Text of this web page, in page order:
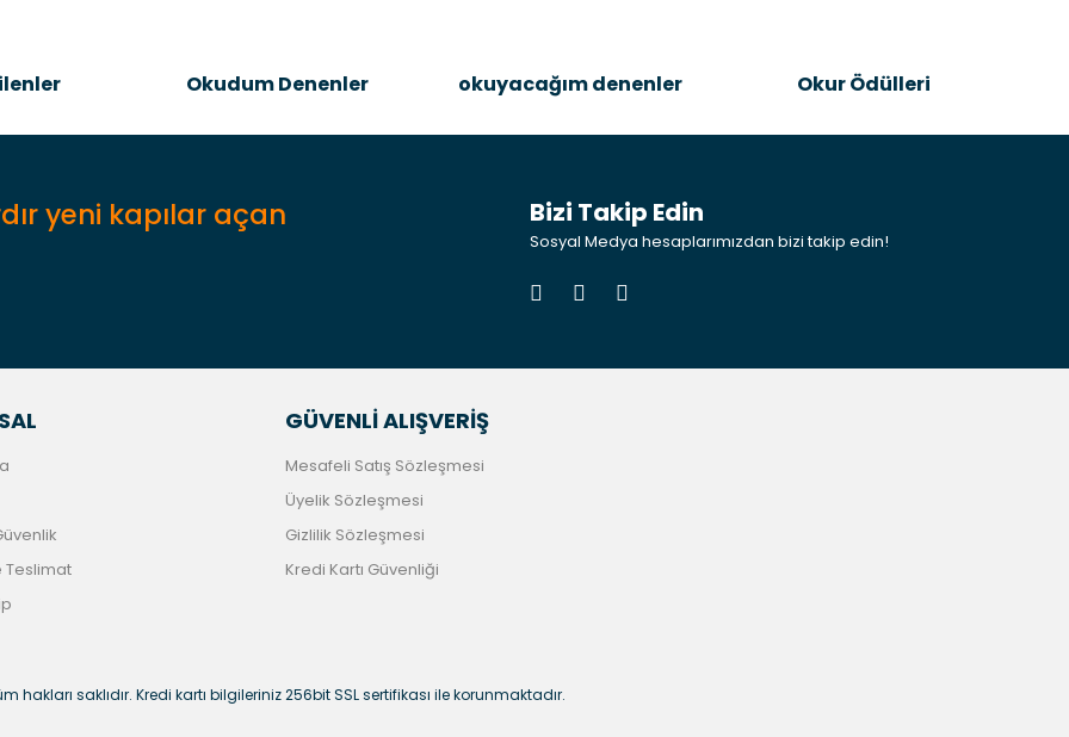
Okudum Denenler okuyacağım denenler Okur Ödülleri
yeni kapılar açan Bizi Takip Edin
Sosyal Medya hesaplarımızdan bizi takip edin!
Teslimat
GÜVENLİ ALIŞVERİŞ
Mesafeli Satış Sözleşmesi
Üyelik Sözleşmesi
Gizlilik Sözleşmesi
Kredi Kartı Güvenliği
hakları saklıdır. Kredi kartı bilgileriniz 256bit SSL sertifikası ile korunmaktadır.